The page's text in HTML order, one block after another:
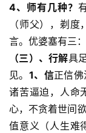
点
僧
音
高
僧
访
谈
4、师有几种？
（师父），剃
言。优婆塞有三
（三）、行解具
见。 1、信正信
诸苦逼迫，人命
心，不贪着世间
值意义（人生难